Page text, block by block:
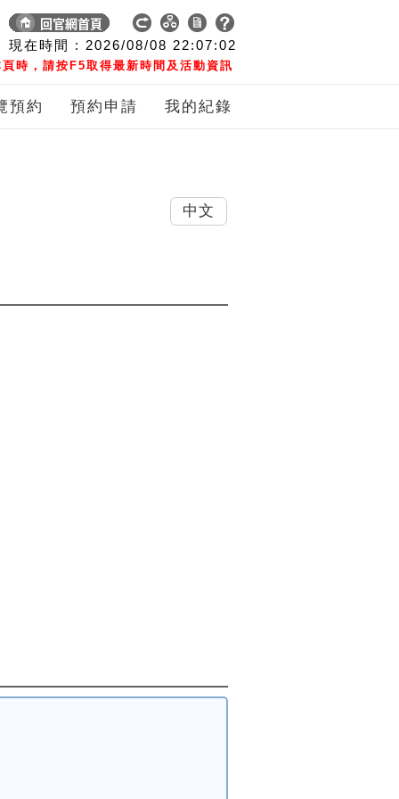
現在時間 : 2026/08/08 22:07:03
時，請按F5取得最新時間及活動資訊
預約 預約申請 我的紀錄